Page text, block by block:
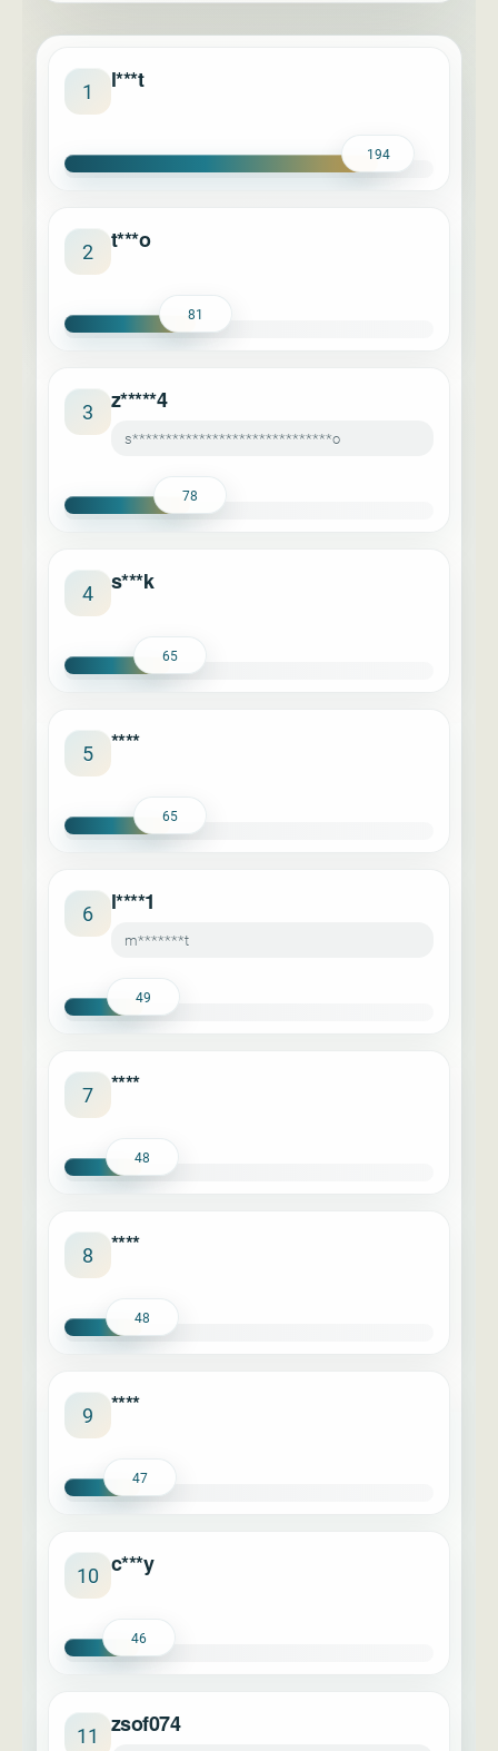
1 l***t
194
2 t***o
81
3 z*****4
s******************************o
78
4 s***k
65
5 ****
65
6 l****1
m*******t
49
7 ****
48
8 ****
48
9 ****
47
10 c***y
46
11 zsof074